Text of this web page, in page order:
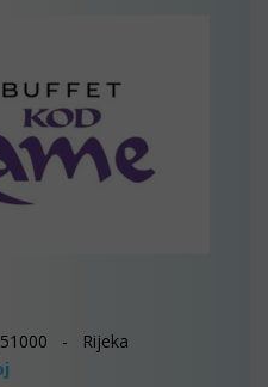
51000 - Rijeka